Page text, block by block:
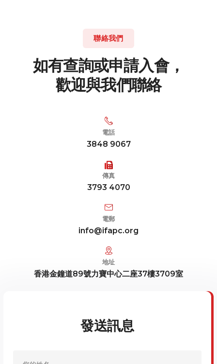
聯絡我們
如有查詢或申請入會，
歡迎與我們聯絡
電話
3848 9067
傳真
3793 4070
電郵
info@ifapc.org
地址
香港金鐘道89號力寶中心二座37樓3709室
發送訊息